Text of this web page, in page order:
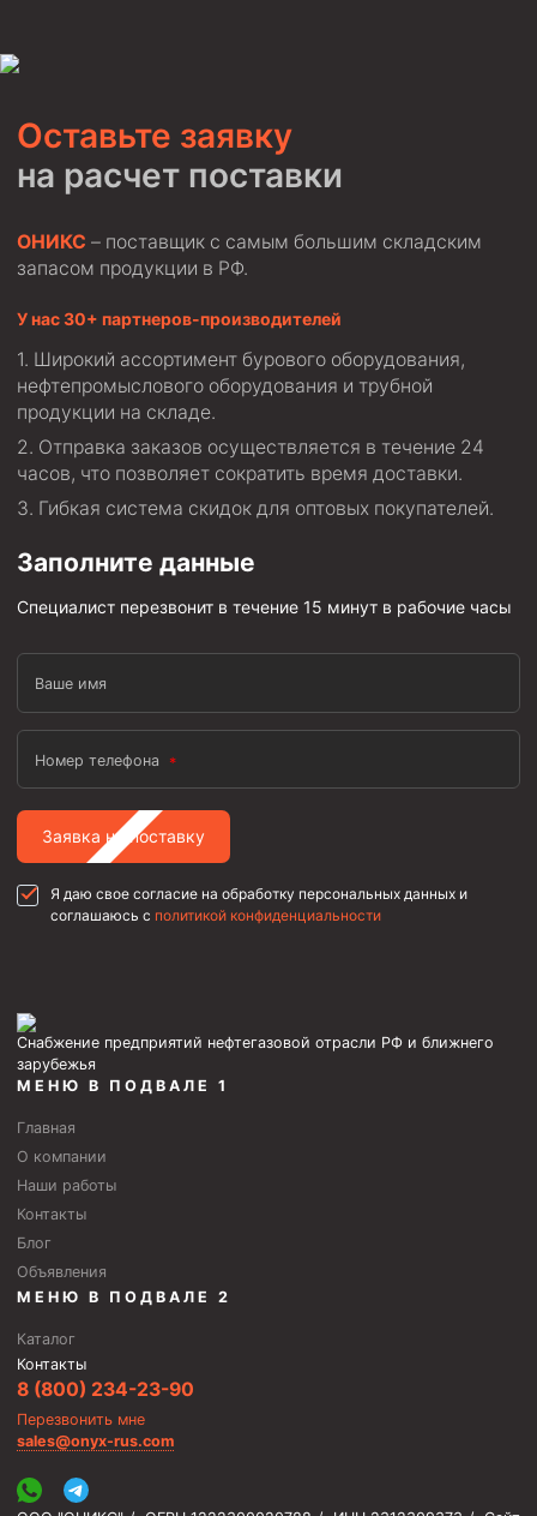
Оставьте заявку
на расчет поставки
ОНИКС – поставщик с самым большим складским
запасом продукции в РФ.
У нас 30+ партнеров-производителей
Широкий ассортимент бурового оборудования,
нефтепромыслового оборудования и трубной
продукции на складе.
Отправка заказов осуществляется в течение 24
часов, что позволяет сократить время доставки.
Гибкая система скидок для оптовых покупателей.
Заполните данные
Специалист перезвонит в течение 15 минут в рабочие часы
Ваше имя
Номер телефона
Заявка на поставку
Я даю свое согласие на обработку персональных данных и
соглашаюсь с политикой конфиденциальности
Снабжение предприятий нефтегазовой отрасли РФ и ближнего
зарубежья
МЕНЮ В ПОДВАЛЕ 1
Главная
О компании
Наши работы
Контакты
Блог
Объявления
МЕНЮ В ПОДВАЛЕ 2
Каталог
Контакты
8 (800) 234-23-90
Перезвонить мне
sales@onyx-rus.com